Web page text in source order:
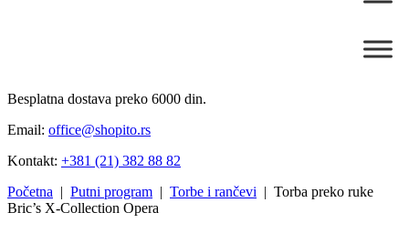
Besplatna dostava preko 6000 din.
Email: office@shopito.rs
Kontakt: +381 (21) 382 88 82
Početna | Putni program | Torbe i rančevi | Torba preko ruke
Bric’s X-Collection Opera